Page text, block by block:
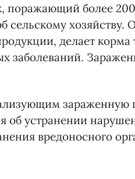
поражающий более
сельскому хозяйству.
делает
заболеваний.
зараженную
об устранении
вредоносного